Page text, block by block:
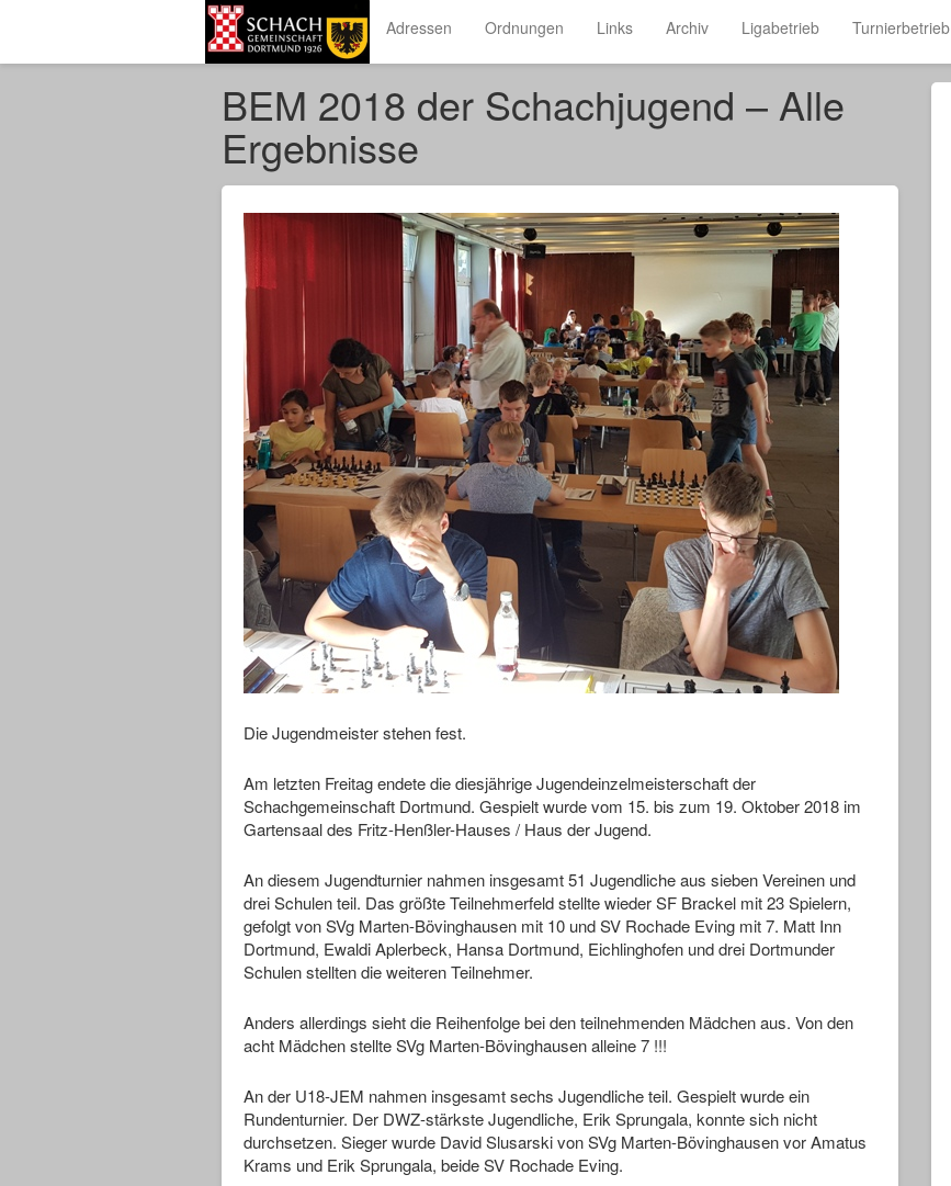
Adressen Ordnungen Links Archiv Ligabetrieb Turnierbetrieb
BEM 2018 der Schachjugend – Alle
Ergebnisse
Die Jugendmeister stehen fest.
Am letzten Freitag endete die diesjährige Jugendeinzelmeisterschaft der
Schachgemeinschaft Dortmund. Gespielt wurde vom 15. bis zum 19. Oktober 2018 im
Gartensaal des Fritz-Henßler-Hauses / Haus der Jugend.
An diesem Jugendturnier nahmen insgesamt 51 Jugendliche aus sieben Vereinen und
drei Schulen teil. Das größte Teilnehmerfeld stellte wieder SF Brackel mit 23 Spielern,
gefolgt von SVg Marten-Bövinghausen mit 10 und SV Rochade Eving mit 7. Matt Inn
Dortmund, Ewaldi Aplerbeck, Hansa Dortmund, Eichlinghofen und drei Dortmunder
Schulen stellten die weiteren Teilnehmer.
Anders allerdings sieht die Reihenfolge bei den teilnehmenden Mädchen aus. Von den
acht Mädchen stellte SVg Marten-Bövinghausen alleine 7 !!!
An der U18-JEM nahmen insgesamt sechs Jugendliche teil. Gespielt wurde ein
Rundenturnier. Der DWZ-stärkste Jugendliche, Erik Sprungala, konnte sich nicht
durchsetzen. Sieger wurde David Slusarski von SVg Marten-Bövinghausen vor Amatus
Krams und Erik Sprungala, beide SV Rochade Eving.